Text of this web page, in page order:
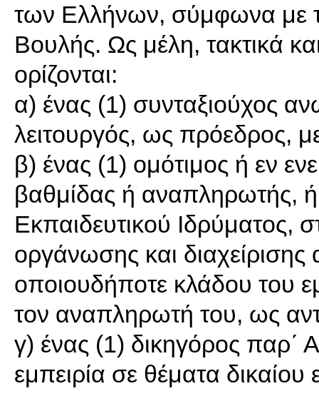
των Ελλήνων, σύμφωνα με
Βουλής. Ως μέλη, τακτικά
ορίζονται:
α) ένας (1) συνταξιούχος
λειτουργός, ως πρόεδρος,
β) ένας (1) ομότιμος ή εν
βαθμίδας ή αναπληρωτής,
Εκπαιδευτικού Ιδρύματος,
οργάνωσης και
οποιουδήποτε κλάδου του
τον αναπληρωτή του, ως
γ) ένας (1) δικηγόρος παρ΄
εμπειρία σε θέματα